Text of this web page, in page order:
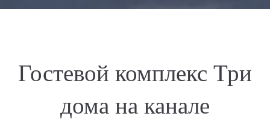
Гостевой комплекс Три
дома на канале